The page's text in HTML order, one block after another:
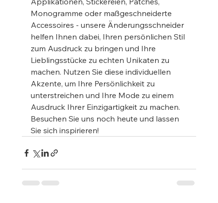
Monogramme oder maßgeschneiderte
Accessoires - unsere Änderungsschneider
helfen Ihnen dabei, Ihren persönlichen Stil
zum Ausdruck zu bringen und Ihre
Lieblingsstücke zu echten Unikaten zu
machen. Nutzen Sie diese individuellen
Akzente, um Ihre Persönlichkeit zu
unterstreichen und Ihre Mode zu einem
Ausdruck Ihrer Einzigartigkeit zu machen.
Besuchen Sie uns noch heute und lassen
Sie sich inspirieren!